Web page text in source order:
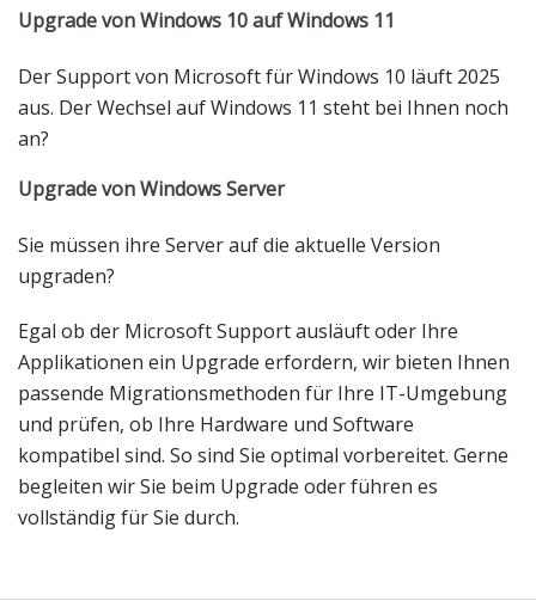
Upgrade von Windows 10 auf Windows 11
Der Support von Microsoft für Windows 10 läuft 2025
aus. Der Wechsel auf Windows 11 steht bei Ihnen noch
an?
Upgrade von Windows Server
Sie müssen ihre Server auf die aktuelle Version
upgraden?
Egal ob der Microsoft Support ausläuft oder Ihre
Applikationen ein Upgrade erfordern, wir bieten Ihnen
passende Migrationsmethoden für Ihre IT-Umgebung
und prüfen, ob Ihre Hardware und Software
kompatibel sind. So sind Sie optimal vorbereitet. Gerne
begleiten wir Sie beim Upgrade oder führen es
vollständig für Sie durch.